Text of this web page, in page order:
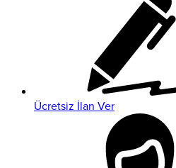
Ücretsiz İlan Ver